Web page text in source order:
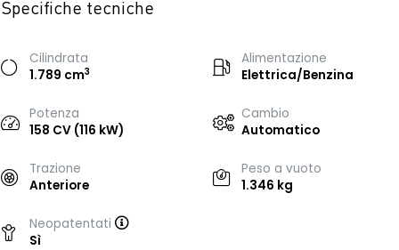
Specifiche tecniche
Cilindrata
1.789 cm3
Alimentazione
Elettrica/Benzina
Potenza
158 CV (116 kW)
Cambio
Automatico
Trazione
Anteriore
Peso a vuoto
1.346 kg
Neopatentati
Sì